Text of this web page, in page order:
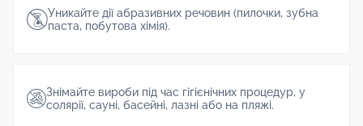
Уникайте дії абразивних речовин (пилочки, зубна
паста, побутова хімія).
Знімайте вироби під час гігієнічних процедур, у
солярії, сауні, басейні, лазні або на пляжі.